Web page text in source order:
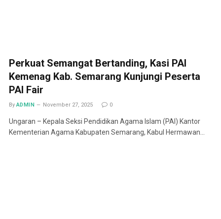
Perkuat Semangat Bertanding, Kasi PAI
Kemenag Kab. Semarang Kunjungi Peserta
PAI Fair
By ADMIN November 27, 2025 0
Ungaran – Kepala Seksi Pendidikan Agama Islam (PAI) Kantor
Kementerian Agama Kabupaten Semarang, Kabul Hermawan…